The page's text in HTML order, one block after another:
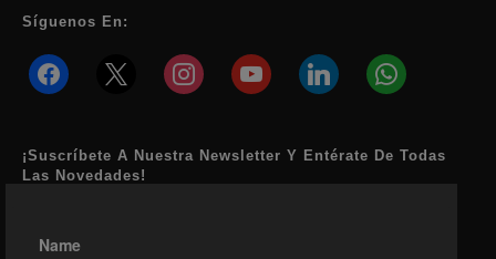
Síguenos En:
facebook instagramyoutube linkedin whatsapp
¡Suscríbete A Nuestra Newsletter Y Entérate De Todas
Las Novedades!